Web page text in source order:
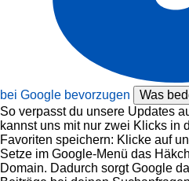
bei Google bevorzugen
Was
So verpasst du unsere Updates
kannst uns mit nur zwei Klicks in
Favoriten speichern: Klicke auf
Setze im Google-Menü das
Domain. Dadurch sorgt Google